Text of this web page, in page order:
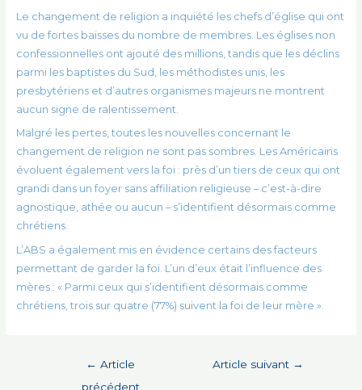
Le changement de religion a inquiété les chefs d’église qui ont
vu de fortes baisses du nombre de membres. Les églises non
confessionnelles ont ajouté des millions, tandis que les déclins
parmi les baptistes du Sud, les méthodistes unis, les
presbytériens et d’autres organismes majeurs ne montrent
aucun signe de ralentissement.
Malgré les pertes, toutes les nouvelles concernant le
changement de religion ne sont pas sombres. Les Américains
évoluent également vers la foi : près d’un tiers de ceux qui ont
grandi dans un foyer sans affiliation religieuse – c’est-à-dire
agnostique, athée ou aucun – s’identifient désormais comme
chrétiens.
L’ABS a également mis en évidence certains des facteurs
permettant de garder la foi. L’un d’eux était l’influence des
mères : « Parmi ceux qui s’identifient désormais comme
chrétiens, trois sur quatre (77%) suivent la foi de leur mère ».
← Article
précédent
Article suivant →